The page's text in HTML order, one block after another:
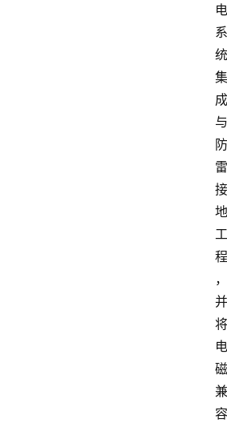
电
系
统
集
成
与
防
雷
接
地
工
程
，
并
将
电
磁
兼
容